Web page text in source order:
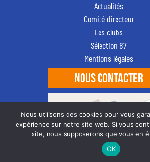
Actualités
Comité directeur
Les clubs
Sélection 87
Mentions légales
NOUS CONTACTER
Nous utilisons des cookies pour vous
expérience sur notre site web. Si vous
site, nous supposerons que vous en
OK